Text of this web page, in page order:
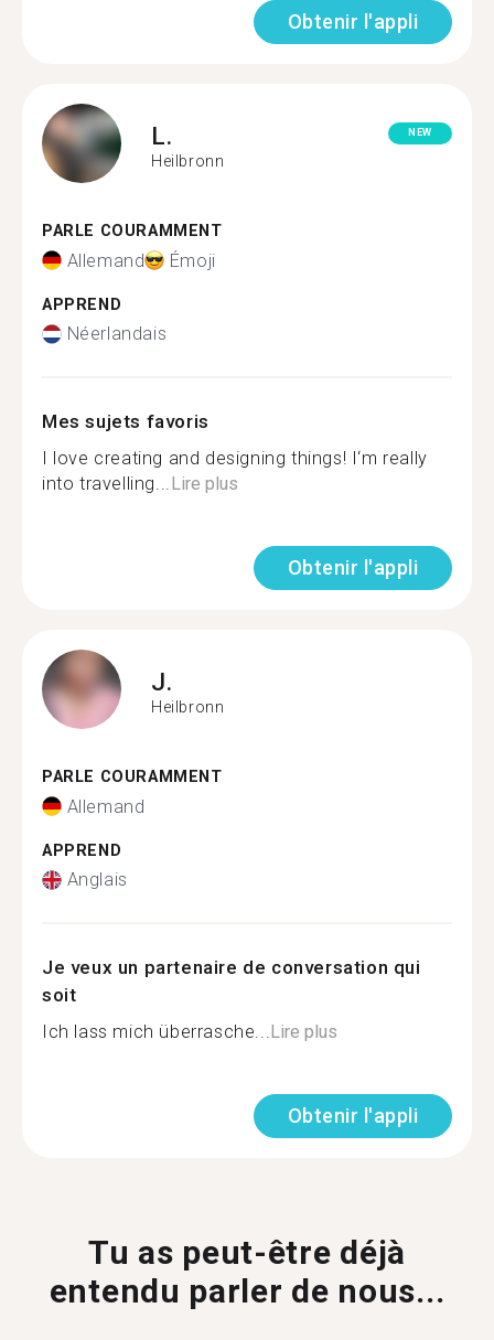
Obtenir l'appli
L.
Heilbronn
NEW
PARLE COURAMMENT
Allemand Émoji
APPREND
Néerlandais
Mes sujets favoris
I love creating and designing things! I‘m really
into travelling...Lire plus
Obtenir l'appli
J.
Heilbronn
PARLE COURAMMENT
Allemand
APPREND
Anglais
Je veux un partenaire de conversation qui
soit
Ich lass mich überrasche...Lire plus
Obtenir l'appli
Tu as peut-être déjà
entendu parler de nous...